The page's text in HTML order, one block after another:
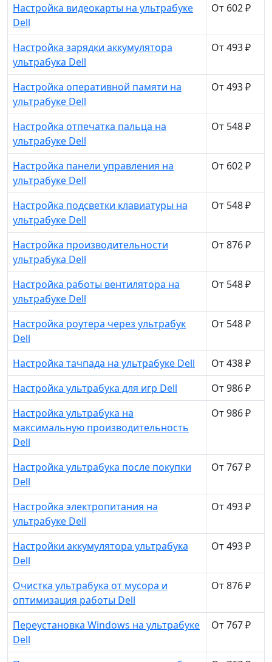
Настройка видеокарты на ультрабуке
Dell
От 602 ₽
Настройка зарядки аккумулятора
ультрабука Dell
От 493 ₽
Настройка оперативной памяти на
ультрабуке Dell
От 493 ₽
Настройка отпечатка пальца на
ультрабуке Dell
От 548 ₽
Настройка панели управления на
ультрабуке Dell
От 602 ₽
Настройка подсветки клавиатуры на
ультрабуке Dell
От 548 ₽
Настройка производительности
ультрабука Dell
От 876 ₽
Настройка работы вентилятора на
ультрабуке Dell
От 548 ₽
Настройка роутера через ультрабук
Dell
От 548 ₽
Настройка тачпада на ультрабуке Dell
От 438 ₽
Настройка ультрабука для игр Dell
От 986 ₽
Настройка ультрабука на
максимальную производительность
Dell
От 986 ₽
Настройка ультрабука после покупки
Dell
От 767 ₽
Настройка электропитания на
ультрабуке Dell
От 493 ₽
Настройки аккумулятора ультрабука
Dell
От 493 ₽
Очистка ультрабука от мусора и
оптимизация работы Dell
От 876 ₽
Переустановка Windows на ультрабуке
Dell
От 767 ₽